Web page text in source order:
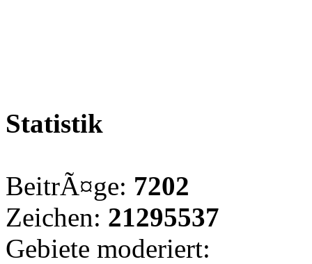
Statistik
BeitrÃ¤ge: 7202
Zeichen: 21295537
Gebiete moderiert: